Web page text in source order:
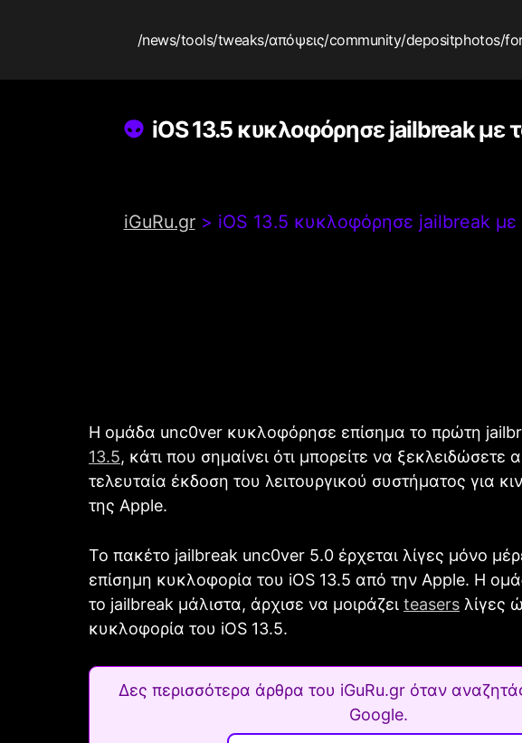
/news/tools/tweaks/απόψεις/community/depositphotos/
iOS 13.5 κυκλοφόρησε jailbreak με
iGuRu.gr> iOS 13.5 κυκλοφόρησε jailbreak
Η ομάδα unc0ver κυκλοφόρησε επίσημα το πρώτη
13.5, κάτι που σημαίνει ότι μπορείτε να ξεκλειδώσετε
τελευταία έκδοση του λειτουργικού συστήματος για
της Apple.
Το πακέτο jailbreak unc0ver 5.0 έρχεται λίγες μόνο
επίσημη κυκλοφορία του iOS 13.5 από την Apple. Η
το jailbreak μάλιστα, άρχισε να μοιράζει teasers λίγες
κυκλοφορία του iOS 13.5.
Δες περισσότερα άρθρα του iGuRu.gr όταν
Google.